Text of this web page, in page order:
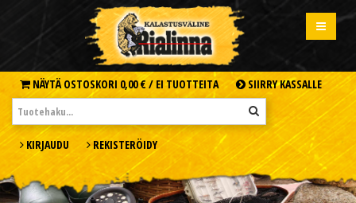
NÄYTÄ OSTOSKORI 0,00 € / EI TUOTTEITA SIIRRY KASSALLE
KIRJAUDU REKISTERÖIDY